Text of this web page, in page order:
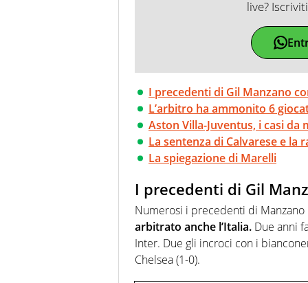
live?
I precedenti di Gil Manzano
L’arbitro ha ammonito 6
Aston Villa-Juventus, i casi da
La sentenza di Calvarese e la
La spiegazione di Marelli
I precedenti di Gil
Numerosi i precedenti di
arbitrato anche l’Italia. Due anni
Inter. Due gli incroci con i
Chelsea (1-0).